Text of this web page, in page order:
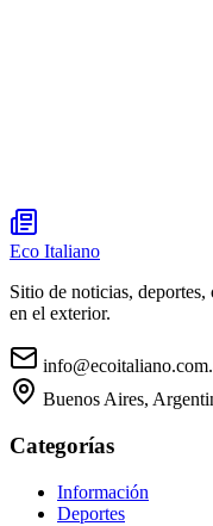
Eco Italiano
Sitio de noticias,
en el exterior.
Buenos Aires,
Categorías
Información
Deportes